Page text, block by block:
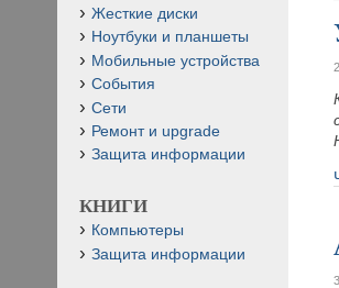
Жесткие диски
Ноутбуки и планшеты
Мобильные устройства
События
Сети
Ремонт и upgrade
Защита информации
КНИГИ
Компьютеры
Защита информации